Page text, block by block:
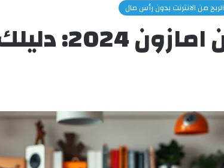
الربح من الانترنت بدون رأس مال
الربح من